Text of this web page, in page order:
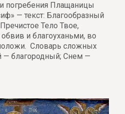
погребения Плащаницы
— текст: Благообразный
Тело Твое,
и благоуханьми, во
Словарь сложных
— благородный; Снем —